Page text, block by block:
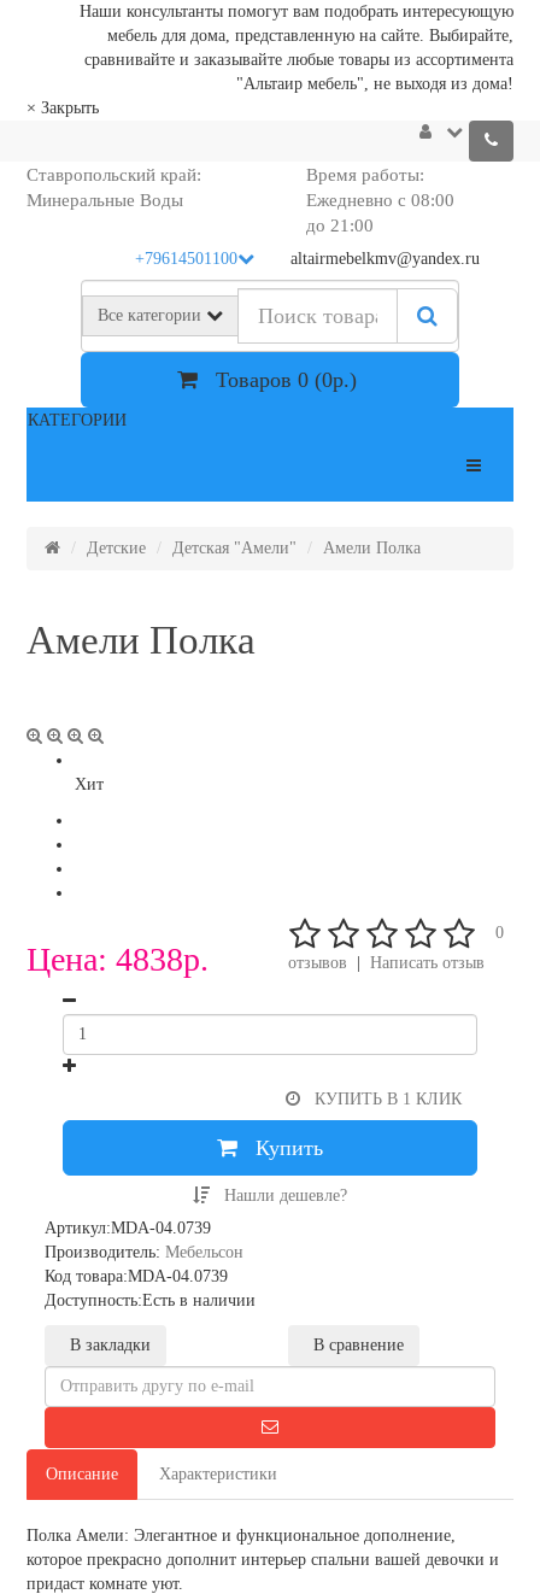
Наши консультанты помогут вам подобрать интересующую
мебель для дома, представленную на сайте. Выбирайте,
сравнивайте и заказывайте любые товары из ассортимента
"Альтаир мебель", не выходя из дома!
× Закрыть
Ставропольский край:
Минеральные Воды
Время работы:
Ежедневно с 08:00
до 21:00
+79614501100 altairmebelkmv@yandex.ru
Все категории
Товаров 0 (0р.)
КАТЕГОРИИ
Детские Детская "Амели" Амели Полка
Амели Полка
Хит
Цена: 4838р.
0
отзывов
Написать отзыв
КУПИТЬ В 1 КЛИК
Купить
Нашли дешевле?
Артикул:MDA-04.0739
Производитель: Мебельсон
Код товара:MDA-04.0739
Доступность:Есть в наличии
В закладки В сравнение
Описание Характеристики
Полка Амели: Элегантное и функциональное дополнение,
которое прекрасно дополнит интерьер спальни вашей девочки и
придаст комнате уют.